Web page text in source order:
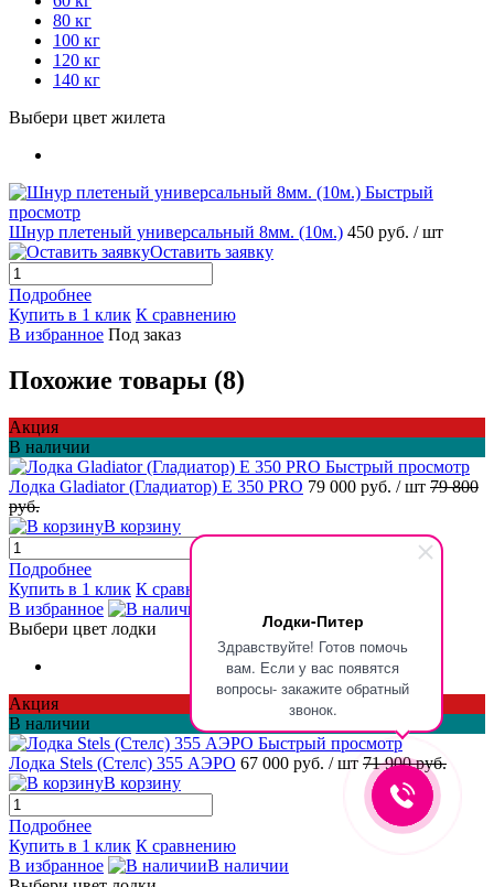
Лодки-Питер
Здравствуйте! Готов помочь
вам. Если у вас появятся
вопросы- закажите обратный
звонок.
80 кг
100 кг
120 кг
140 кг
Выбери цвет жилета
Быстрый
просмотр
Шнур плетеный универсальный 8мм. (10м.) 450 руб. / шт
Оставить заявку
Подробнее
Купить в 1 клик К сравнению
В избранное Под заказ
Похожие товары (8)
Акция
В наличии
Быстрый просмотр
Лодка Gladiator (Гладиатор) E 350 PRO 79 000 руб. / шт 79 800
руб.
В корзину
Подробнее
Купить в 1 клик К сравнению
В избранное
Выбери цвет лодки
Акция
В наличии
Быстрый просмотр
Лодка Stels (Стелс) 355 АЭРО 67 000 руб. / шт 71 900 руб.
В корзину
Подробнее
Купить в 1 клик К сравнению
В избранное
В наличии